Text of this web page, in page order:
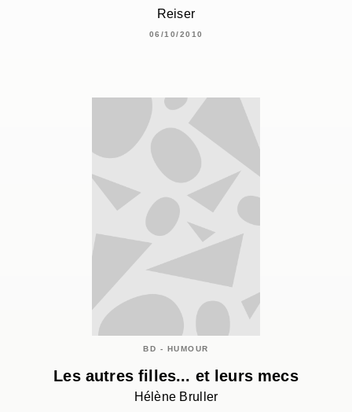
Reiser
06/10/2010
BD - HUMOUR
Les autres filles... et leurs mecs
Hélène Bruller